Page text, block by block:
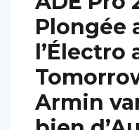
ADE Pro
Plongée
l’Électro
Armin